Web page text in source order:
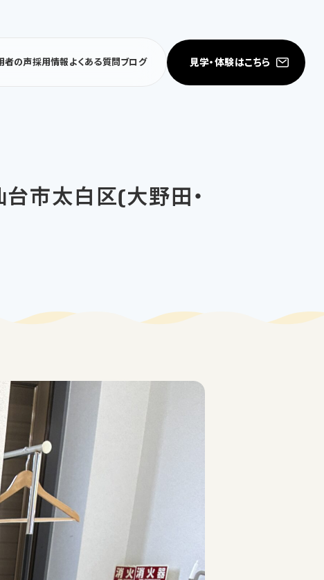
者の声採用情報よくある質問ブログ 見学・体験はこちら
市太白区(大野田・